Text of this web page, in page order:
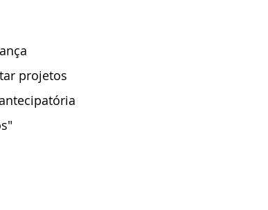
projetos